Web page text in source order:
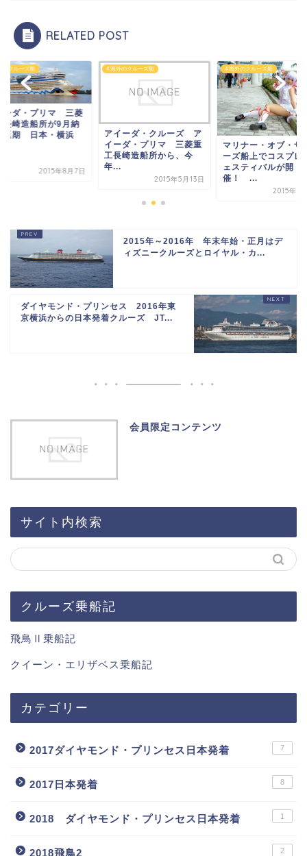
RELATED POST
のクルーズ船
ーダ・プリマ 三菱
長崎造船所が9月納
延期 日本・横浜
2015年8月7日
4 海外のクルーズ船
アイーダ・クルーズ ア
イーダ・プリマ 三菱重
工長崎造船所から、今
年...
2015年5月13日
4 海外のクルーズ船
マリナー・オブ・ザ
ーズ船上でコスプレ
ェスティバルが開
催！ ...
2015年10
2015年～2016年 年末年始・正月はデ
ィズニークルーズとロイヤル・カ...
ダイヤモンド・プリンセス 2016年東
京横浜からの日本発着クルーズ JT...
会員限定コンテンツ
サイト内検索
クルーズ乗船記
飛鳥Ⅱ乗船記
クイーン・エリザベス乗船記
カテゴリー
2017ダイヤモンド・プリンセス日本発着 7
2017日本発着 8
2018 ダイヤモンド・プリンセス日本発着 1
2018飛鳥2 2